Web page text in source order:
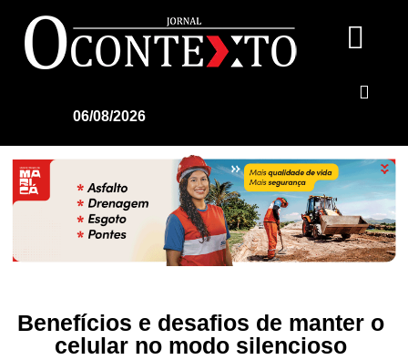
06/08/2026
Benefícios e desafios de manter o
celular no modo silencioso